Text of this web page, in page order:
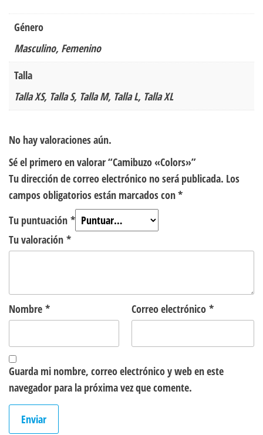
Género
Masculino, Femenino
Talla
Talla XS, Talla S, Talla M, Talla L, Talla XL
No hay valoraciones aún.
Sé el primero en valorar “Camibuzo «Colors»”
Tu dirección de correo electrónico no será publicada. Los
campos obligatorios están marcados con*
Tu puntuación *
Tu valoración *
Nombre * Correo electrónico *
Guarda mi nombre, correo electrónico y web en este
navegador para la próxima vez que comente.